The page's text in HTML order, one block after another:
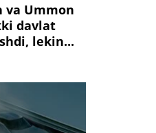
va Ummon
davlat
lekin...